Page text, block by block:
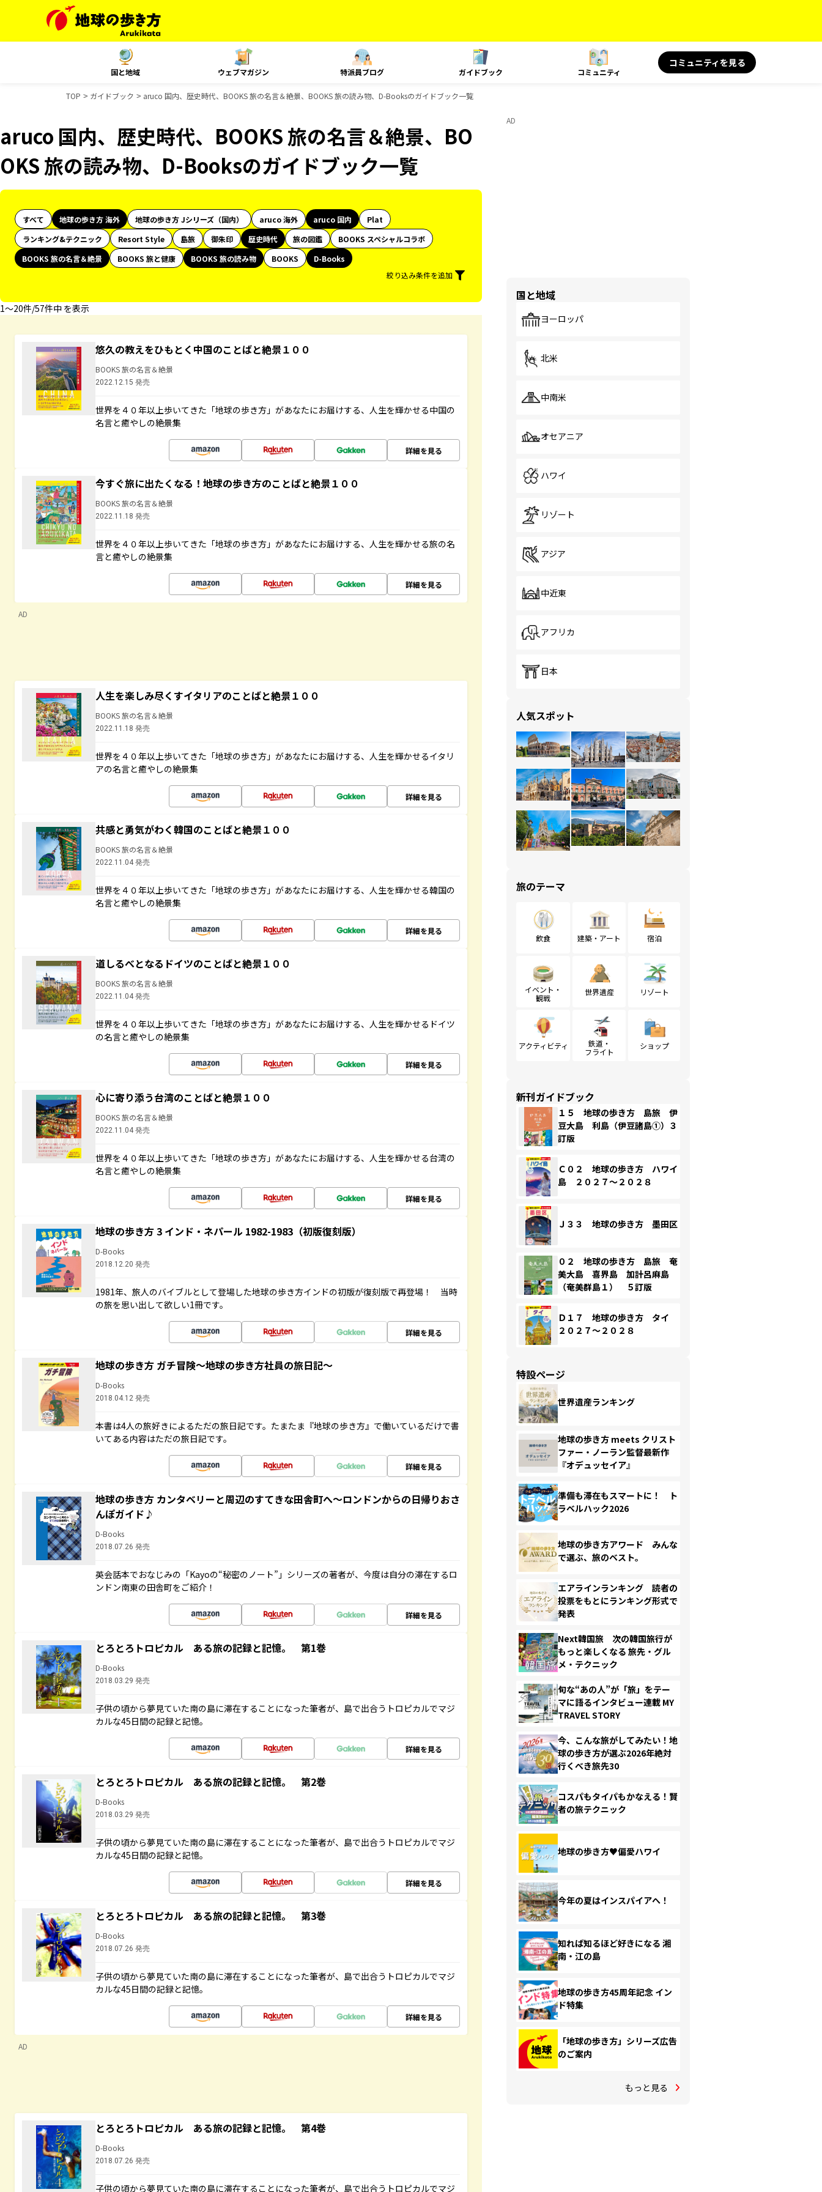
国と地域 ウェブマガジン 特派員ブログ ガイドブック コミュニティ
コミュニティを見る
TOP ガイドブック aruco 国内、歴史時代、BOOKS 旅の名言＆絶景、BOOKS 旅の読み物、D-Booksのガイドブック一覧
aruco 国内、歴史時代、BOOKS 旅の名言＆絶景、BO
OKS 旅の読み物、D-Booksのガイドブック一覧
すべて 地球の歩き方 海外 地球の歩き方 Jシリーズ（国内） aruco 海外 aruco 国内
Plat
ランキング&テクニック
Resort Style 島旅 御朱印 歴史時代 旅の図鑑
BOOKS スペシャルコラボ
BOOKS 旅の名言＆絶景
BOOKS 旅と健康 BOOKS 旅の読み物 BOOKS
D-Books
絞り込み条件を追加
1〜20件/57件中 を表示
悠久の教えをひもとく中国のことばと絶景１００
BOOKS 旅の名言＆絶景
2022.12.15 発売
世界を４０年以上歩いてきた「地球の歩き方」があなたにお届けする、人生を輝かせる中国の
名言と癒やしの絶景集
詳細を見る
今すぐ旅に出たくなる！地球の歩き方のことばと絶景１００
BOOKS 旅の名言＆絶景
2022.11.18 発売
世界を４０年以上歩いてきた「地球の歩き方」があなたにお届けする、人生を輝かせる旅の名
言と癒やしの絶景集
詳細を見る
AD
人生を楽しみ尽くすイタリアのことばと絶景１００
BOOKS 旅の名言＆絶景
2022.11.18 発売
世界を４０年以上歩いてきた「地球の歩き方」があなたにお届けする、人生を輝かせるイタリ
アの名言と癒やしの絶景集
詳細を見る
共感と勇気がわく韓国のことばと絶景１００
BOOKS 旅の名言＆絶景
2022.11.04 発売
世界を４０年以上歩いてきた「地球の歩き方」があなたにお届けする、人生を輝かせる韓国の
名言と癒やしの絶景集
詳細を見る
道しるべとなるドイツのことばと絶景１００
BOOKS 旅の名言＆絶景
2022.11.04 発売
世界を４０年以上歩いてきた「地球の歩き方」があなたにお届けする、人生を輝かせるドイツ
の名言と癒やしの絶景集
詳細を見る
心に寄り添う台湾のことばと絶景１００
BOOKS 旅の名言＆絶景
2022.11.04 発売
世界を４０年以上歩いてきた「地球の歩き方」があなたにお届けする、人生を輝かせる台湾の
名言と癒やしの絶景集
詳細を見る
地球の歩き方 3 インド・ネパール 1982-1983（初版復刻版）
D-Books
2018.12.20 発売
1981年、旅人のバイブルとして登場した地球の歩き方インドの初版が復刻版で再登場！ 当時
の旅を思い出して欲しい1冊です。
詳細を見る
地球の歩き方 ガチ冒険～地球の歩き方社員の旅日記～
D-Books
2018.04.12 発売
本書は4人の旅好きによるただの旅日記です。たまたま『地球の歩き方』で働いているだけで書
いてある内容はただの旅日記です。
詳細を見る
地球の歩き方 カンタベリーと周辺のすてきな田舎町へ～ロンドンからの日帰りおさ
んぽガイド♪
D-Books
2018.07.26 発売
英会話本でおなじみの「Kayoの“秘密のノート”」シリーズの著者が、今度は自分の滞在するロ
ンドン南東の田舎町をご紹介！
詳細を見る
とろとろトロピカル ある旅の記録と記憶。 第1巻
D-Books
2018.03.29 発売
子供の頃から夢見ていた南の島に滞在することになった筆者が、島で出合うトロピカルでマジ
カルな45日間の記録と記憶。
詳細を見る
とろとろトロピカル ある旅の記録と記憶。 第2巻
D-Books
2018.03.29 発売
子供の頃から夢見ていた南の島に滞在することになった筆者が、島で出合うトロピカルでマジ
カルな45日間の記録と記憶。
詳細を見る
とろとろトロピカル ある旅の記録と記憶。 第3巻
D-Books
2018.07.26 発売
子供の頃から夢見ていた南の島に滞在することになった筆者が、島で出合うトロピカルでマジ
カルな45日間の記録と記憶。
詳細を見る
AD
とろとろトロピカル ある旅の記録と記憶。 第4巻
D-Books
2018.07.26 発売
子供の頃から夢見ていた南の島に滞在することになった筆者が、島で出合うトロピカルでマジ
AD
国と地域
ヨーロッパ
北米
中南米
オセアニア
ハワイ
リゾート
アジア
中近東
アフリカ
日本
人気スポット
旅のテーマ
飲食 建築・アート 宿泊
イベント・
観戦
世界遺産 リゾート
アクティビティ
鉄道・
フライト
ショップ
新刊ガイドブック
１５ 地球の歩き方 島旅 伊
豆大島 利島（伊豆諸島①）３
訂版
Ｃ０２ 地球の歩き方 ハワイ
島 ２０２７～２０２８
Ｊ３３ 地球の歩き方 墨田区
０２ 地球の歩き方 島旅 奄
美大島 喜界島 加計呂麻島
（奄美群島１） ５訂版
Ｄ１７ 地球の歩き方 タイ
２０２７～２０２８
特設ページ
世界遺産ランキング
地球の歩き方 meets クリスト
ファー・ノーラン監督最新作
『オデュッセイア』
準備も滞在もスマートに！ ト
ラベルハック2026
地球の歩き方アワード みんな
で選ぶ、旅のベスト。
エアラインランキング 読者の
投票をもとにランキング形式で
発表
Next韓国旅 次の韓国旅行が
もっと楽しくなる 旅先・グル
メ・テクニック
旬な“あの人”が「旅」をテー
マに語るインタビュー連載 MY
TRAVEL STORY
今、こんな旅がしてみたい！地
球の歩き方が選ぶ2026年絶対
行くべき旅先30
コスパもタイパもかなえる！賢
者の旅テクニック
地球の歩き方♥偏愛ハワイ
今年の夏はインスパイアへ！
知れば知るほど好きになる 湘
南・江の島
地球の歩き方45周年記念 イン
ド特集
「地球の歩き方」シリーズ広告
のご案内
もっと見る